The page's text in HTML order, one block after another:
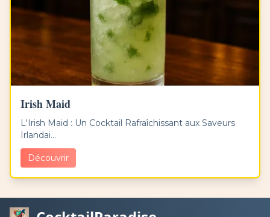
Irish Maid
L'Irish Maid : Un Cocktail Rafraîchissant aux Saveurs
Irlandai...
Découvrir